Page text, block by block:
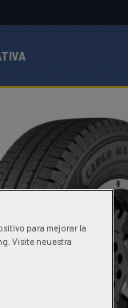
para mejorar la
Visite neuestra